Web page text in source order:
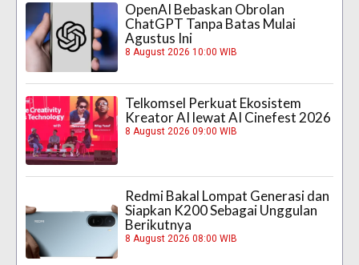
OpenAI Bebaskan Obrolan
ChatGPT Tanpa Batas Mulai
Agustus Ini
8 August 2026 10:00 WIB
Telkomsel Perkuat Ekosistem
Kreator AI lewat AI Cinefest 2026
8 August 2026 09:00 WIB
Redmi Bakal Lompat Generasi dan
Siapkan K200 Sebagai Unggulan
Berikutnya
8 August 2026 08:00 WIB